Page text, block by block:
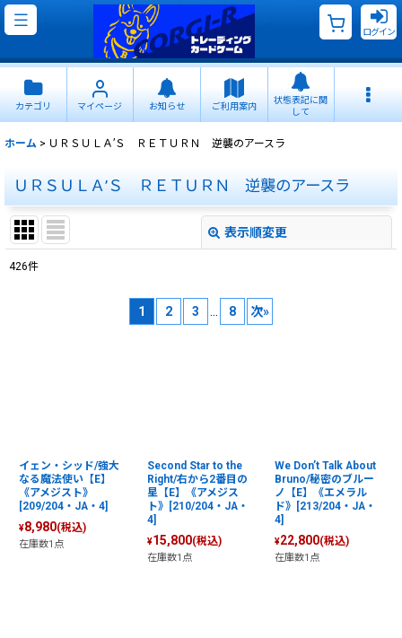
ログイン
カテゴリ マイページ お知らせ ご利用案内
状態表記に関
して
ホーム > ＵＲＳＵＬＡ’Ｓ ＲＥＴＵＲＮ 逆襲のアースラ
ＵＲＳＵＬＡ’Ｓ ＲＥＴＵＲＮ 逆襲のアースラ
表示順変更
426件
1 2 3 8 次»
イェン・シッド/強大
なる魔法使い【E】
《アメジスト》
[209/204・JA・4]
¥8,980(税込)
在庫数1点
Second Star to the
Right/右から2番目の
星【E】《アメジス
ト》[210/204・JA・
4]
¥15,800(税込)
在庫数1点
We Don’t Talk About
Bruno/秘密のブルー
ノ【E】《エメラル
ド》[213/204・JA・
4]
¥22,800(税込)
在庫数1点